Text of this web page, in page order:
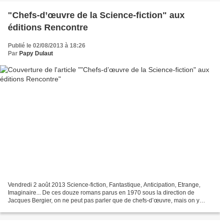
"Chefs-d’œuvre de la Science-fiction" aux
éditions Rencontre
Publié le 02/08/2013 à 18:26
Par Papy Dulaut
Vendredi 2 août 2013 Science-fiction, Fantastique, Anticipation, Etrange,
Imaginaire... De ces douze romans parus en 1970 sous la direction de
Jacques Bergier, on ne peut pas parler que de chefs-d’œuvre, mais on y